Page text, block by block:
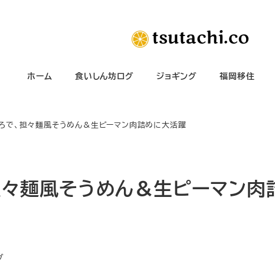
ホーム 食いしん坊ログ ジョギング 福岡移住
ろで、担々麺風そうめん＆生ピーマン肉詰めに大活躍
々麺風そうめん＆生ピーマン